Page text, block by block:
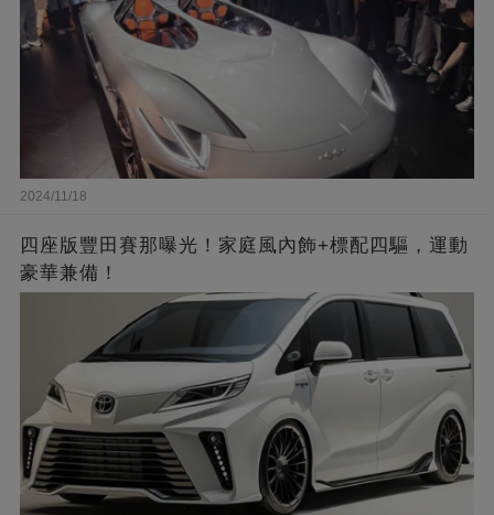
2024/11/18
四座版豐田賽那曝光！家庭風內飾+標配四驅，運動
豪華兼備！